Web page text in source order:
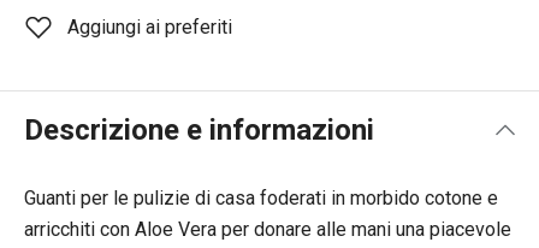
Aggiungi ai preferiti
Descrizione e informazioni
Guanti per le pulizie di casa foderati in morbido cotone e
arricchiti con Aloe Vera per donare alle mani una piacevole